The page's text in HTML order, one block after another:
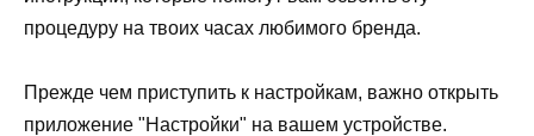
процедуру на твоих часах любимого бренда.
Прежде чем приступить к настройкам, важно открыть
приложение "Настройки" на вашем устройстве.